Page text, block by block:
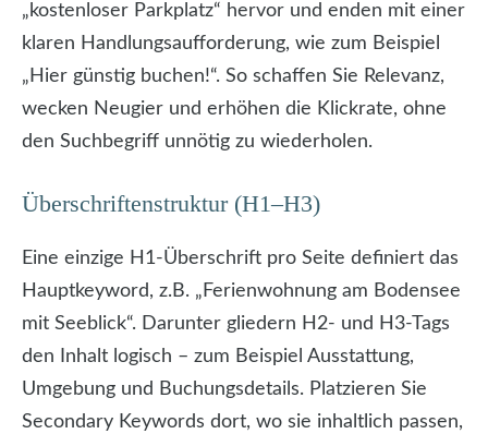
„kostenloser Parkplatz“ hervor und enden mit einer
klaren Handlungsaufforderung, wie zum Beispiel
„Hier günstig buchen!“. So schaffen Sie Relevanz,
wecken Neugier und erhöhen die Klickrate, ohne
den Suchbegriff unnötig zu wiederholen.
Überschriftenstruktur (H1–H3)
Eine einzige H1-Überschrift pro Seite definiert das
Hauptkeyword, z.B. „Ferienwohnung am Bodensee
mit Seeblick“. Darunter gliedern H2- und H3-Tags
den Inhalt logisch – zum Beispiel Ausstattung,
Umgebung und Buchungsdetails. Platzieren Sie
Secondary Keywords dort, wo sie inhaltlich passen,